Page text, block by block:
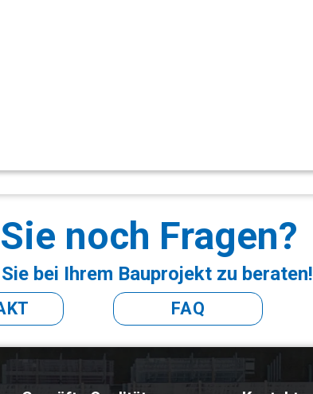
noch Fragen?
bei Ihrem Bauprojekt zu beraten!
FAQ